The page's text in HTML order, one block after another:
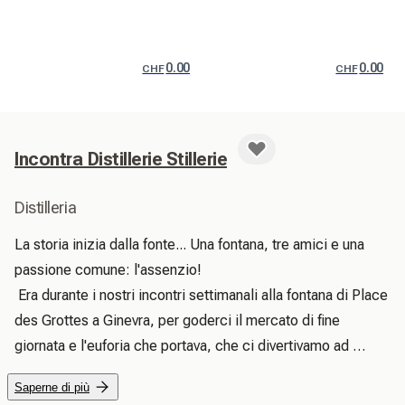
CHF0.00 CHF0.00
Incontra Distillerie Stillerie
Distilleria
La storia inizia dalla fonte... Una fontana, tre amici e una
passione comune: l'assenzio!
Era durante i nostri incontri settimanali alla fontana di Place
des Grottes a Ginevra, per goderci il mercato di fine
giornata e l'euforia che portava, che ci divertivamo ad
assaggiare questo o quel tipo di assenzio trovato qua e là,
conducendo inconsapevolmente i nostri palati in
Saperne di più